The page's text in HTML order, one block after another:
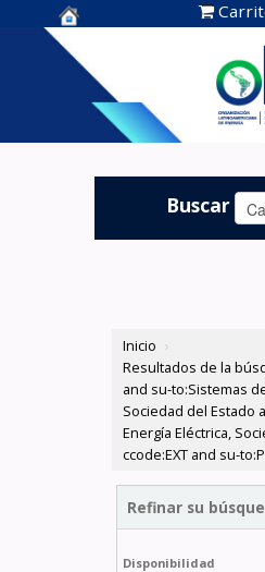
Centro de
Documentación
OLADE -
Buscar
Inicio ›
Resultados de la
and su-to:Sistemas
Sociedad del Estado
Energía Eléctrica,
ccode:EXT and su-
Refinar su
Disponibilidad